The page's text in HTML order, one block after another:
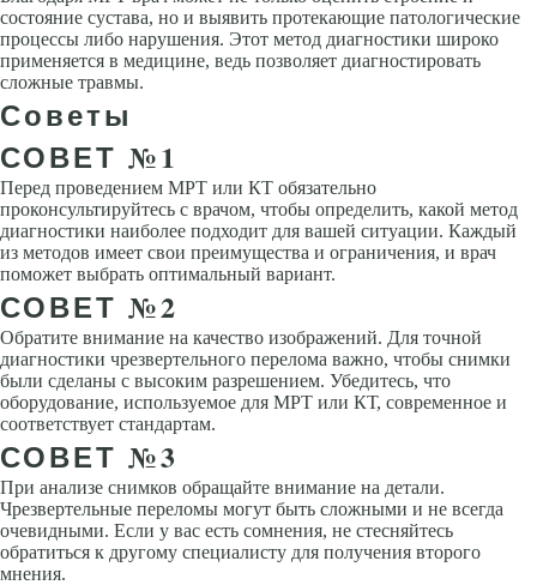
состояние сустава, но и выявить протекающие патологические
процессы либо нарушения. Этот метод диагностики широко
применяется в медицине, ведь позволяет диагностировать
сложные травмы.
Советы
СОВЕТ №1
Перед проведением МРТ или КТ обязательно
проконсультируйтесь с врачом, чтобы определить, какой метод
диагностики наиболее подходит для вашей ситуации. Каждый
из методов имеет свои преимущества и ограничения, и врач
поможет выбрать оптимальный вариант.
СОВЕТ №2
Обратите внимание на качество изображений. Для точной
диагностики чрезвертельного перелома важно, чтобы снимки
были сделаны с высоким разрешением. Убедитесь, что
оборудование, используемое для МРТ или КТ, современное и
соответствует стандартам.
СОВЕТ №3
При анализе снимков обращайте внимание на детали.
Чрезвертельные переломы могут быть сложными и не всегда
очевидными. Если у вас есть сомнения, не стесняйтесь
обратиться к другому специалисту для получения второго
мнения.